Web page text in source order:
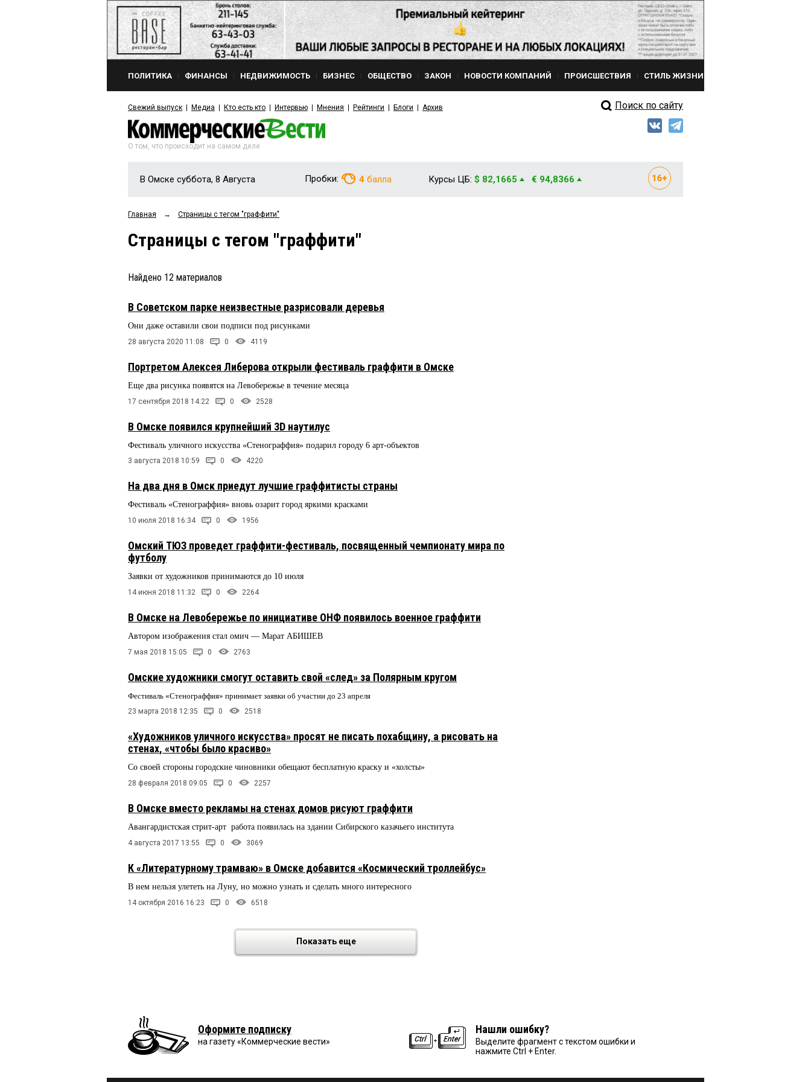
ПОЛИТИКА ФИНАНСЫ НЕДВИЖИМОСТЬ БИЗНЕС ОБЩЕСТВО ЗАКОН НОВОСТИ КОМПАНИЙ ПРОИСШЕСТВИЯ СТИЛЬ ЖИЗНИ
Свежий выпуск Медиа Кто есть кто Интервью Мнения Рейтинги Блоги Архив Поиск по сайту
О том, что происходит на самом деле
В Омске суббота, 8 Августа Пробки: 4 балла Курсы ЦБ: $ 82,1665 € 94,8366
Главная → Страницы c тегом "граффити"
Страницы c тегом "граффити"
Найдено 12 материалов
В Советском парке неизвестные разрисовали деревья
Они даже оставили свои подписи под рисунками
28 августа 2020 11:08 0 4119
Портретом Алексея Либерова открыли фестиваль граффити в Омске
Еще два рисунка появятся на Левобережье в течение месяца
17 сентября 2018 14:22 0 2528
В Омске появился крупнейший 3D наутилус
Фестиваль уличного искусства «Стенограффия» подарил городу 6 арт-объектов
3 августа 2018 10:59 0 4220
На два дня в Омск приедут лучшие граффитисты страны
Фестиваль «Стенограффия» вновь озарит город яркими красками
10 июля 2018 16:34 0 1956
Омский ТЮЗ проведет граффити-фестиваль, посвященный чемпионату мира по
футболу
Заявки от художников принимаются до 10 июля
14 июня 2018 11:32 0 2264
В Омске на Левобережье по инициативе ОНФ появилось военное граффити
Автором изображения стал омич — Марат АБИШЕВ
7 мая 2018 15:05 0 2763
Омские художники смогут оставить свой «след» за Полярным кругом
Фестиваль «Стенограффия» принимает заявки об участии до 23 апреля
23 марта 2018 12:35 0 2518
«Художников уличного искусства» просят не писать похабщину, а рисовать на
стенах, «чтобы было красиво»
Со своей стороны городские чиновники обещают бесплатную краску и «холсты»
28 февраля 2018 09:05 0 2257
В Омске вместо рекламы на стенах домов рисуют граффити
Авангардистская стрит-арт работа появилась на здании Сибирского казачьего института
4 августа 2017 13:55 0 3069
К «Литературному трамваю» в Омске добавится «Космический троллейбус»
В нем нельзя улететь на Луну, но можно узнать и сделать много интересного
14 октября 2016 16:23 0 6518
Показать еще
Оформите подписку
на газету «Коммерческие вести»
Нашли ошибку?
Выделите фрагмент с текстом ошибки и
нажмите Ctrl + Enter.